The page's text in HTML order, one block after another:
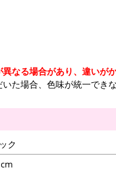
なる場合があり、違いが
た場合、色味が統一でき
ク